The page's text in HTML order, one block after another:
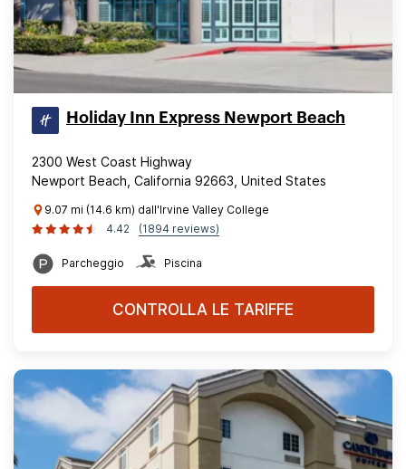
Holiday Inn Express Newport Beach
2300 West Coast Highway
Newport Beach, California 92663, United States
9.07 mi (14.6 km) dall'Irvine Valley College
4.42
(1894 reviews)
Parcheggio Piscina
CONTROLLA LE TARIFFE